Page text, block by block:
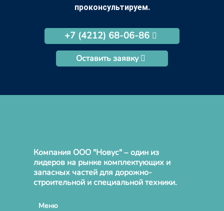
проконсультируем.
+7 (4212) 68-06-86
Оставить заявку
Компания ООО "Новус" – один из
лидеров на рынке комплектующих и
запасных частей для дорожно-
строительной и специальной техники.
Меню